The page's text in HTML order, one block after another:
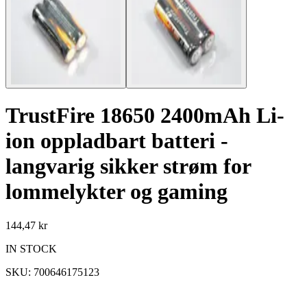
TrustFire 18650 2400mAh Li-
ion oppladbart batteri -
langvarig sikker strøm for
lommelykter og gaming
144,47 kr
IN STOCK
SKU: 700646175123